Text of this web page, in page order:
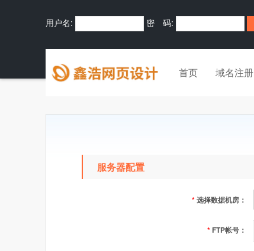
用户名: 密 码:
首页 域名注册
服务器配置
*选择数据机房：
* FTP帐号：